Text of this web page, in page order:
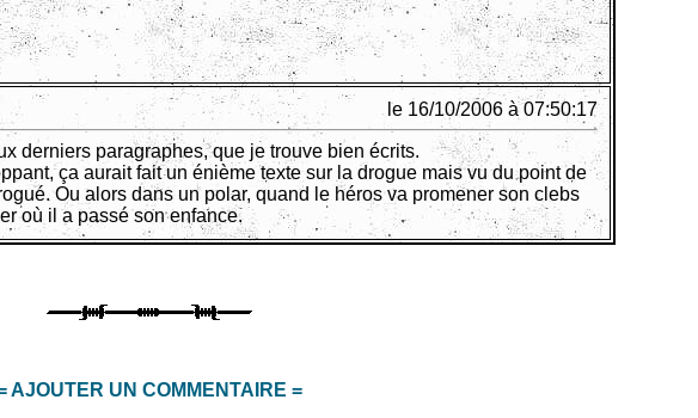
le 16/10/2006 à 07:50:17
derniers paragraphes, que je trouve bien écrits.
ça aurait fait un énième texte sur la drogue mais vu du point de
Ou alors dans un polar, quand le héros va promener son clebs
où il a passé son enfance.
AJOUTER UN COMMENTAIRE =